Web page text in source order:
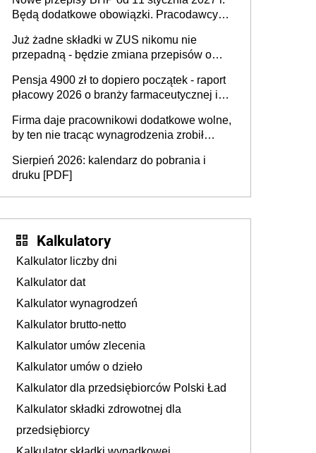
osoby neuroatypowe. Powstanie Fundusz
na rzecz Inkluzywności w Zatrudnianiu?
Będą dodatkowe obowiązki. Pracodawcy
Już żadne składki w ZUS nikomu nie
przepadną - będzie zmiana przepisów o
ubezpieczeniom społecznym
Pensja 4900 zł to dopiero początek - raport
płacowy 2026 o branży farmaceutycznej i
Firma daje pracownikowi dodatkowe wolne,
by ten nie tracąc wynagrodzenia zrobił
sprawdza
Sierpień 2026: kalendarz do pobrania i
druku [PDF]
Kalkulatory
Kalkulator liczby dni
Kalkulator dat
Kalkulator wynagrodzeń
Kalkulator brutto-netto
Kalkulator umów zlecenia
Kalkulator umów o dzieło
Kalkulator dla przedsiębiorców Polski Ład
Kalkulator składki zdrowotnej dla
przedsiębiorcy